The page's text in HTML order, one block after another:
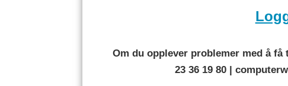
Om du opplever problemer med å
23 36 19 80 |